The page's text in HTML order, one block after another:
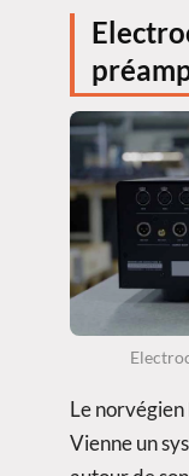
Le norvégien
Vienne un